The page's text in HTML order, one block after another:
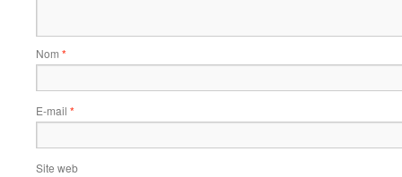
Nom *
E-mail *
Site web